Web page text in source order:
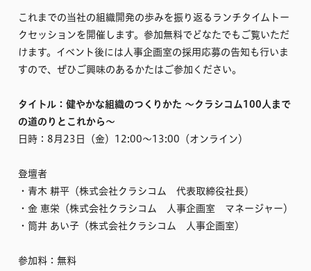
これまでの当社の組織開発の歩みを振り返るランチタイムトー
クセッションを開催します。参加無料でどなたでもご覧いただ
けます。イベント後には人事企画室の採用応募の告知も行いま
すので、ぜひご興味のあるかたはご参加ください。
タイトル：健やかな組織のつくりかた 〜クラシコム100人まで
の道のりとこれから〜
日時：8月23日（金）12:00〜13:00（オンライン）
登壇者
・青木 耕平（株式会社クラシコム 代表取締役社長）
・金 恵栄（株式会社クラシコム 人事企画室 マネージャー）
・筒井 あい子（株式会社クラシコム 人事企画室）
参加料：無料